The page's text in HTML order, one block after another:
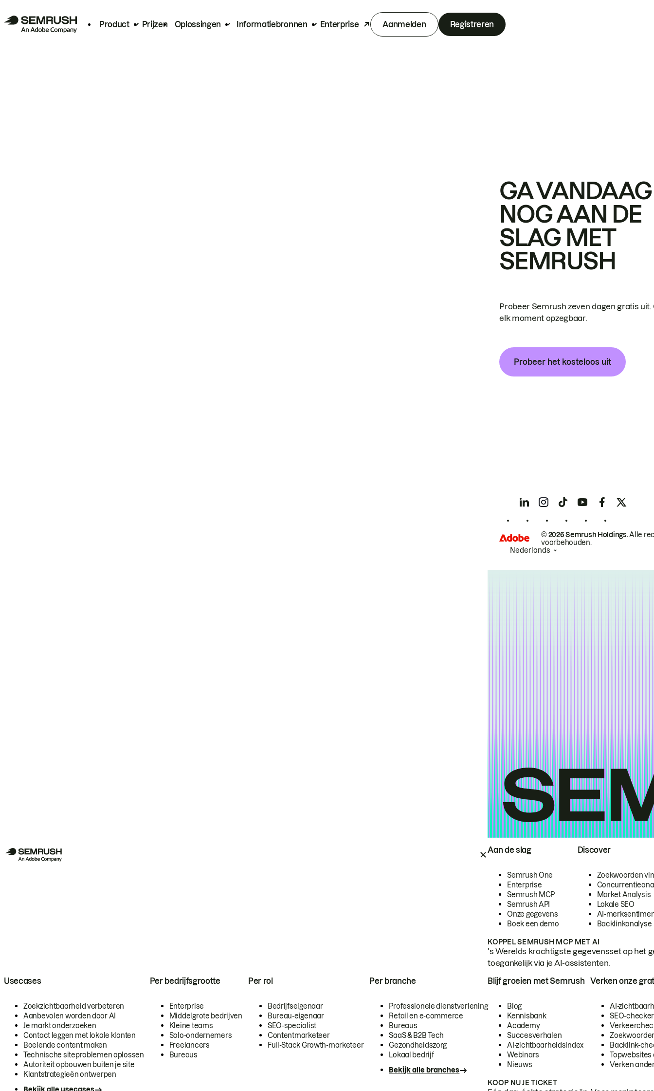
Product Prijzen Oplossingen Informatiebronnen Enterprise Aanmelden Registreren
Aan de slag
Semrush One
Enterprise
Semrush MCP
Semrush API
Onze gegevens
Boek een demo
Discover
Zoekwoorden
Market Analysis
Lokale SEO
AI-
Backlinkanalyse
KOPPEL SEMRUSH MCP MET AI
's Werelds krachtigste gegevensset op het
toegankelijk via je AI-assistenten.
Usecases
Zoekzichtbaarheid verbeteren
Aanbevolen worden door AI
Je markt onderzoeken
Contact leggen met lokale klanten
Boeiende content maken
Technische siteproblemen oplossen
Autoriteit opbouwen buiten je site
Klantstrategieën ontwerpen
Per bedrijfsgrootte
Enterprise
Middelgrote bedrijven
Kleine teams
Solo-ondernemers
Freelancers
Bureaus
Per rol
Bedrijfseigenaar
Bureau-eigenaar
SEO-specialist
Contentmarketeer
Full-Stack Growth-marketeer
Per branche
Professionele dienstverlening
Retail en e-commerce
Bureaus
SaaS & B2B Tech
Gezondheidszorg
Lokaal bedrijf
Bekijk alle branches
Blijf groeien met Semrush
Blog
Kennisbank
Academy
Succesverhalen
AI-zichtbaarheidsindex
Webinars
Nieuws
Verken onze
AI-
SEO-checker
Backlink-
Topwebsites
Verken
KOOP NU JE TICKET
GA VANDAAG
NOG AAN DE
SLAG MET
SEMRUSH
Probeer Semrush zeven dagen gratis uit.
elk moment opzegbaar.
Probeer het kosteloos uit
© 2026 Semrush Holdings.Alle
voorbehouden.
Nederlands